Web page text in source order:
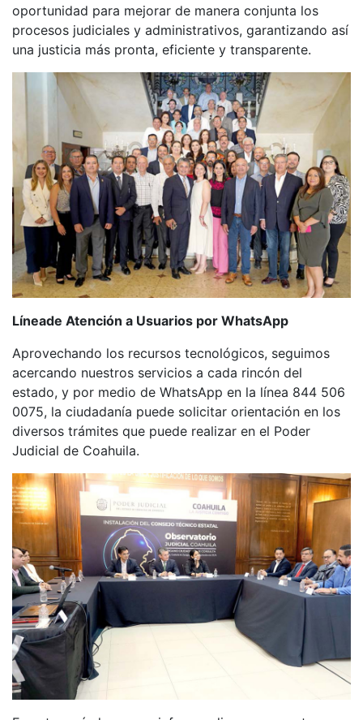
oportunidad para mejorar de manera conjunta los
procesos judiciales y administrativos, garantizando así
una justicia más pronta, eficiente y transparente.
Líneade Atención a Usuarios por WhatsApp
Aprovechando los recursos tecnológicos, seguimos
acercando nuestros servicios a cada rincón del
estado, y por medio de WhatsApp en la línea 844 506
0075, la ciudadanía puede solicitar orientación en los
diversos trámites que puede realizar en el Poder
Judicial de Coahuila.